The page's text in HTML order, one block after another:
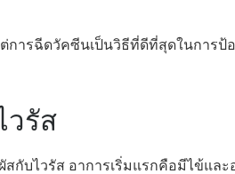
ารฉีดวัคซีนเป็นวิธีที่ดีที่สุดในการป้
วรัส
กับไวรัส อาการเริ่มแรกคือมีไข้และ